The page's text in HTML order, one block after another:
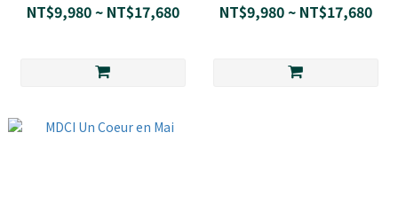
NT$9,980 ~ NT$17,680 NT$9,980 ~ NT$17,680